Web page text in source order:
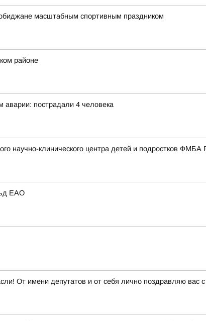
масштабным спортивным праздником
районе
пострадали 4 человека
научно-клинического центра детей и подростков ФМБА
ЕАО
От имени депутатов и от себя лично поздравляю